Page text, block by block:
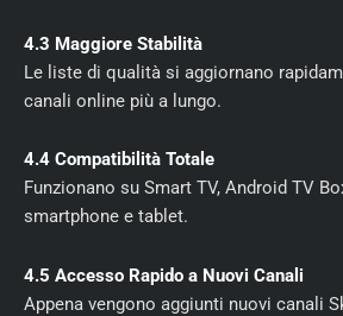
4.3 Maggiore Stabilità
Le liste di qualità si aggiornano
canali online più a lungo.
4.4 Compatibilità Totale
Funzionano su Smart TV, Android TV
smartphone e tablet.
4.5 Accesso Rapido a Nuovi Canali
Appena vengono aggiunti nuovi canali